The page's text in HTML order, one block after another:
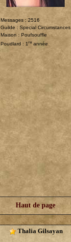
Messages : 2516
Guilde : Special Circumstances
Maison : Poufsouffle
Poudlard : 1re année
Haut de page
Thalia Gilsayan